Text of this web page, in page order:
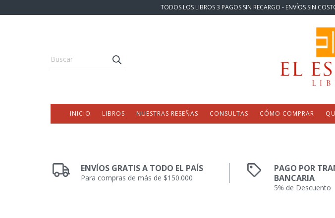
TODOS LOS LIBROS 3 PAGOS SIN RECARGO - ENVÍOS SIN
INICIO LIBROS NUESTRAS RESEÑAS CONSULTAS CÓMO COMPRAR
ENVÍOS GRATIS A TODO EL PAÍS
Para compras de más de $150.000
PAGO POR
BANCARIA
5% de Descuento